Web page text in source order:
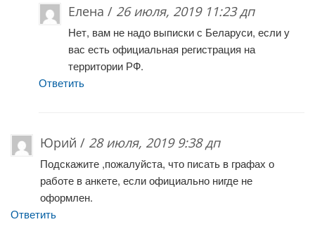
Елена / 26 июля, 2019 11:23 дп
Нет, вам не надо выписки с Беларуси, если у
вас есть официальная регистрация на
территории РФ.
Ответить
Юрий / 28 июля, 2019 9:38 дп
Подскажите ,пожалуйста, что писать в графах о
работе в анкете, если официально нигде не
оформлен.
Ответить